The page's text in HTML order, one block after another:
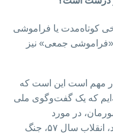
کوتاه‌مدت یا فراموشی
«فراموشی جمعی» نیز
مهم است این است که
که یک گفت‌وگوی ملی
در مورد
رویدادهای مهم تاریخی مانند ۲۸ مرداد، انقلاب سال ۵۷، جنگ